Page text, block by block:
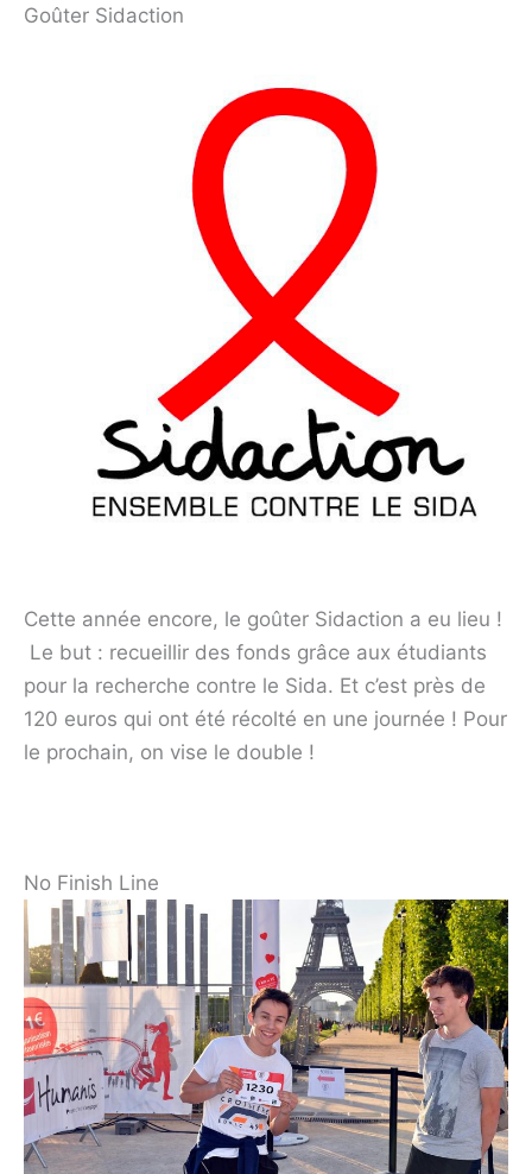
Goûter Sidaction
Cette année encore, le goûter Sidaction a eu lieu !
Le but : recueillir des fonds grâce aux étudiants
pour la recherche contre le Sida. Et c’est près de
120 euros qui ont été récolté en une journée ! Pour
le prochain, on vise le double !
No Finish Line